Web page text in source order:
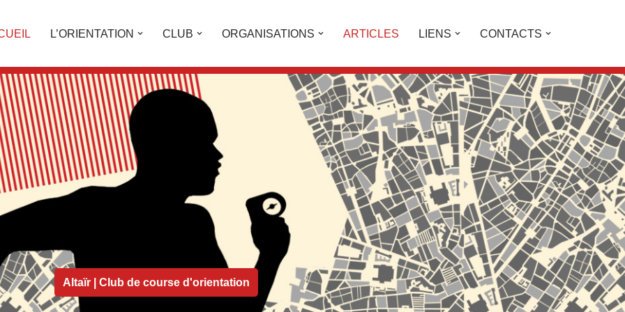
L’ORIENTATION CLUB ORGANISATIONS ARTICLES LIENS CONTACTS
Altaïr | Club de course d'orientation